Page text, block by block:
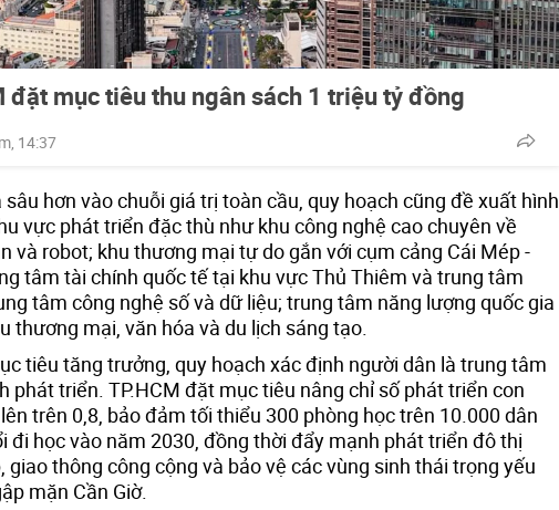
đặt mục tiêu thu ngân sách 1 triệu tỷ đồng
14:37
hơn vào chuỗi giá trị toàn cầu, quy hoạch cũng đề xuất hình
vực phát triển đặc thù như khu công nghệ cao chuyên về
và robot; khu thương mại tự do gắn với cụm cảng Cái Mép -
tâm tài chính quốc tế tại khu vực Thủ Thiêm và trung tâm
tâm công nghệ số và dữ liệu; trung tâm năng lượng quốc gia
thương mại, văn hóa và du lịch sáng tạo.
tiêu tăng trưởng, quy hoạch xác định người dân là trung tâm
phát triển. TP.HCM đặt mục tiêu nâng chỉ số phát triển con
trên 0,8, bảo đảm tối thiểu 300 phòng học trên 10.000 dân
đi học vào năm 2030, đồng thời đẩy mạnh phát triển đô thị
giao thông công cộng và bảo vệ các vùng sinh thái trọng yếu
mặn Cần Giờ.